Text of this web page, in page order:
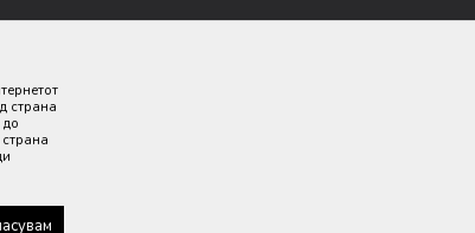
информации се комплетни и без грешка. Сите
страна